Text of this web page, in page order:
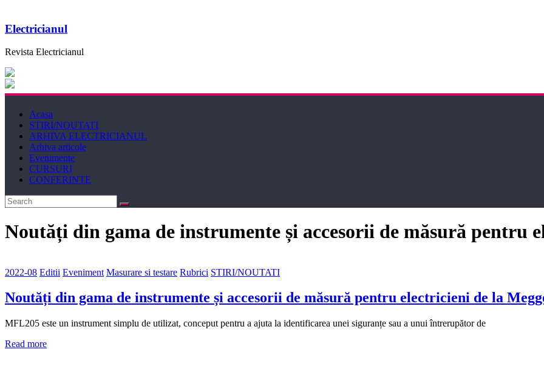
Electricianul
Revista Electricianul
Acasa
STIRI/NOUTATI
ARHIVA ELECTRICIANUL
Arhiva articole
Evenimente
CURSURI
CONFERINTE
Noutăți din gama de instrumente și accesorii de măsură pentru
2022-08 Editii Eveniment Masurare si testare Rubrici STIRI/NOUTATI
Noutăți din gama de instrumente și accesorii de măsură pentru electricieni de la
MFL205 este un instrument simplu de utilizat, conceput pentru a ajuta la identificarea unei siguranțe sau a unui întrerupător de
Read more